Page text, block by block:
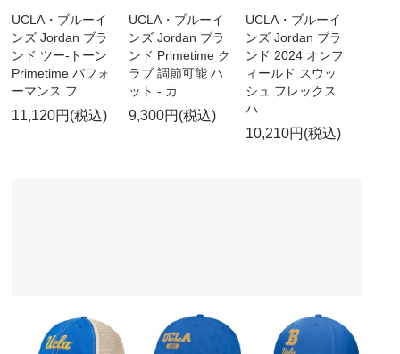
UCLA・ブルーイ
ンズ Jordan ブラ
ンド ツー-トーン
Primetime パフォ
ーマンス フ
11,120円(税込)
UCLA・ブルーイ
ンズ Jordan ブラ
ンド Primetime ク
ラブ 調節可能 ハ
ット - カ
9,300円(税込)
UCLA・ブルーイ
ンズ Jordan ブラ
ンド 2024 オンフ
ィールド スウッ
シュ フレックス
ハ
10,210円(税込)